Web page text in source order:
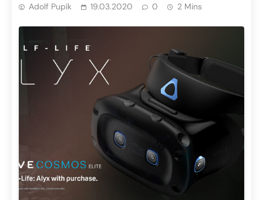
Adolf Pupík 19.03.2020 0 2 Mins